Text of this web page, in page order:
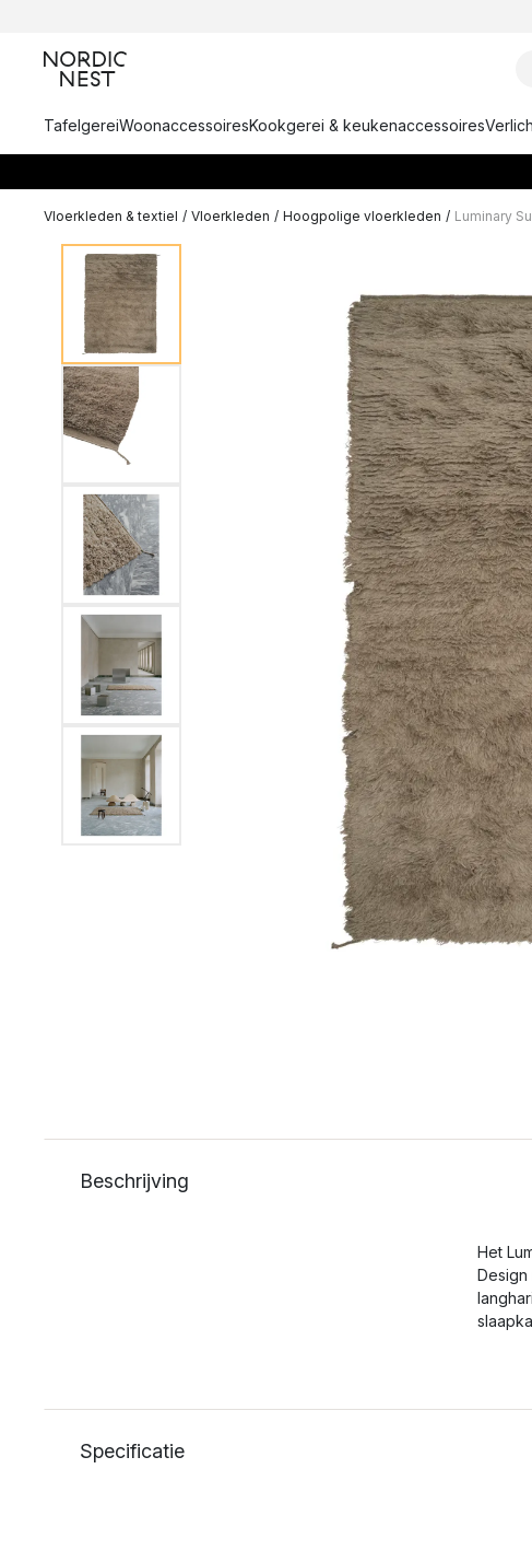
TafelgereiWoonaccessoiresKookgerei & keukenaccessoires
Vloerkleden & textiel / Vloerkleden / Hoogpolige vloerkleden / Luminary
Beschrijving
Het
Design
Specificatie